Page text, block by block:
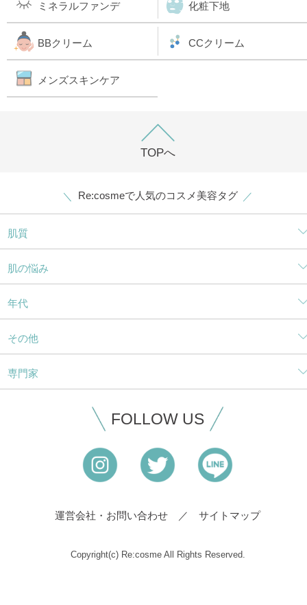
ミネラルファンデ 化粧下地
BBクリーム CCクリーム
メンズスキンケア
TOPへ
Re:cosmeで人気のコスメ美容タグ
肌質
肌の悩み
年代
その他
専門家
FOLLOW US
運営会社・お問い合わせ サイトマップ
Copyright(c) Re:cosme All Rights Reserved.